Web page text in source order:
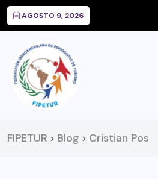
AGOSTO 9, 2026
FIPETUR > Blog > Cristian Pos